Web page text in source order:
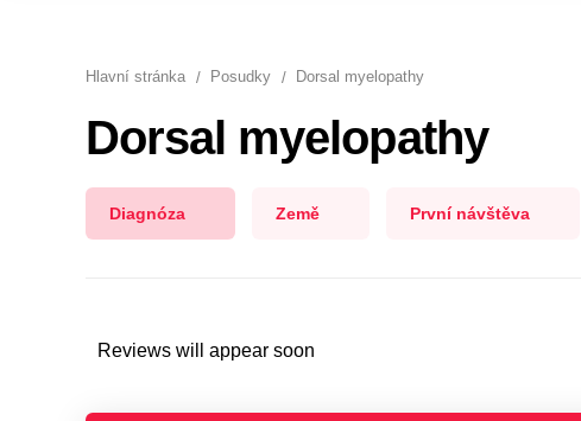
Hlavní stránka Posudky Dorsal myelopathy
Dorsal myelopathy
Diagnóza Země První návštěva
Reviews will appear soon